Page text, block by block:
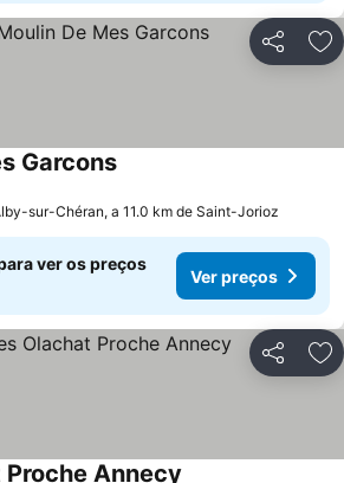
Partilhar
Garcons
sur-Chéran, a 11.0 km de Saint-Jorioz
ver os preços
Ver preços
Partilhar
Annecy